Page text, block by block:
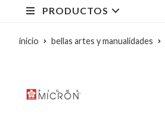
PRODUCTOS
inicio bellas artes y manualidades